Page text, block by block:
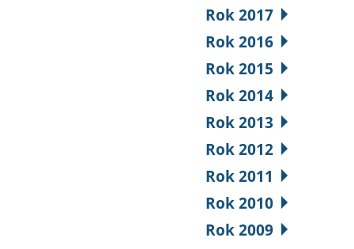
Rok 2017
Rok 2016
Rok 2015
Rok 2014
Rok 2013
Rok 2012
Rok 2011
Rok 2010
Rok 2009